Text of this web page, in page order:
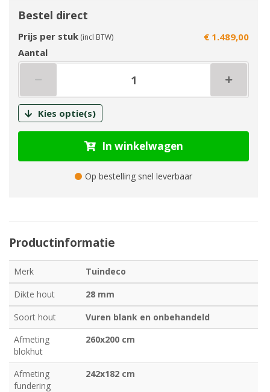
Bestel direct
Prijs per stuk (incl BTW)
€ 1.489,00
Aantal
Kies optie(s)
In winkelwagen
Op bestelling snel leverbaar
Productinformatie
Merk
Tuindeco
Dikte hout
28 mm
Soort hout
Vuren blank en onbehandeld
Afmeting
blokhut
260x200 cm
Afmeting
fundering
242x182 cm